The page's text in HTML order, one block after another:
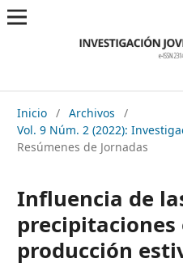
Inicio / Archivos
/
Vol. 9 Núm. 2 (2022):
Resúmenes de Jornadas
Influencia de
precipitaciones
producción